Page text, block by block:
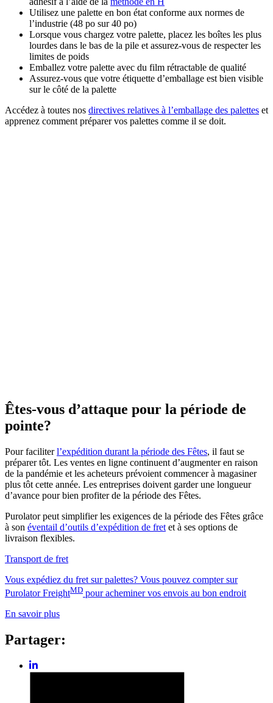
Utilisez une palette en bon état conforme aux normes de
l’industrie (48 po sur 40 po)
Lorsque vous chargez votre palette, placez les boîtes les plus
lourdes dans le bas de la pile et assurez-vous de respecter les
limites de poids
Emballez votre palette avec du film rétractable de qualité
Assurez-vous que votre étiquette d’emballage est bien visible
sur le côté de la palette
Accédez à toutes nos directives relatives à l’emballage des palettes et
apprenez comment préparer vos palettes comme il se doit.
Êtes-vous d’attaque pour la période de
pointe?
Pour faciliterl’expédition durant la période des Fêtes, il faut se
préparer tôt. Les ventes en ligne continuent d’augmenter en raison
de la pandémie et les acheteurs prévoient commencer à magasiner
plus tôt cette année. Les entreprises doivent garder une longueur
d’avance pour bien profiter de la période des Fêtes.
Purolator peut simplifier les exigences de la période des Fêtes grâce
à son éventail d’outils d’expédition de fret et à ses options de
livraison flexibles.
Transport de fret
Vous expédiez du fret sur palettes? Vous pouvez compter sur
Purolator FreightMD pour acheminer vos envois au bon endroit
En savoir plus
Partager:
Share
post
Share